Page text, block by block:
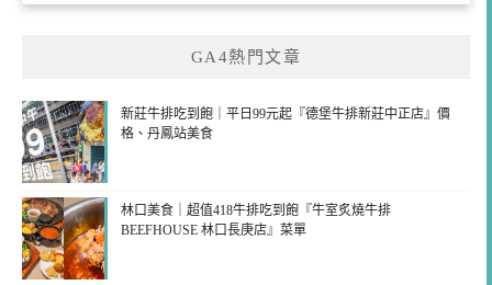
GA4熱門文章
新莊牛排吃到飽｜平日99元起『德堡牛排新莊中正店』價
格、丹鳳站美食
林口美食｜超值418牛排吃到飽『牛室炙燒牛排
BEEFHOUSE 林口長庚店』菜單